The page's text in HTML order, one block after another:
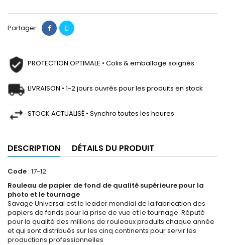
Partager
PROTECTION OPTIMALE • Colis & emballage soignés
LIVRAISON • 1-2 jours ouvrés pour les produits en stock
STOCK ACTUALISÉ • Synchro toutes les heures
DESCRIPTION DÉTAILS DU PRODUIT
Code : 17-12
Rouleau de papier de fond de qualité supérieure pour la
photo et le tournage
Savage Universal est le leader mondial de la fabrication des
papiers de fonds pour la prise de vue et le tournage. Réputé
pour la qualité des millions de rouleaux produits chaque année
et qui sont distribués sur les cinq continents pour servir les
productions professionnelles